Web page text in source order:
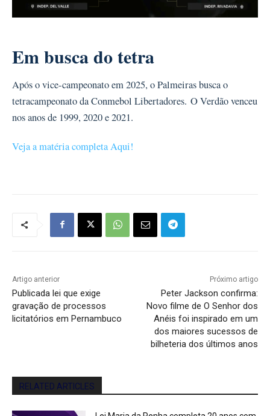
Em busca do tetra
Após o vice-campeonato em 2025, o Palmeiras busca o
tetracampeonato da Conmebol Libertadores. O Verdão venceu
nos anos de 1999, 2020 e 2021.
Veja a matéria completa Aqui!
Artigo anterior
Publicada lei que exige
gravação de processos
licitatórios em Pernambuco
Próximo artigo
Peter Jackson confirma:
Novo filme de O Senhor dos
Anéis foi inspirado em um
dos maiores sucessos de
bilheteria dos últimos anos
RELATED ARTICLES